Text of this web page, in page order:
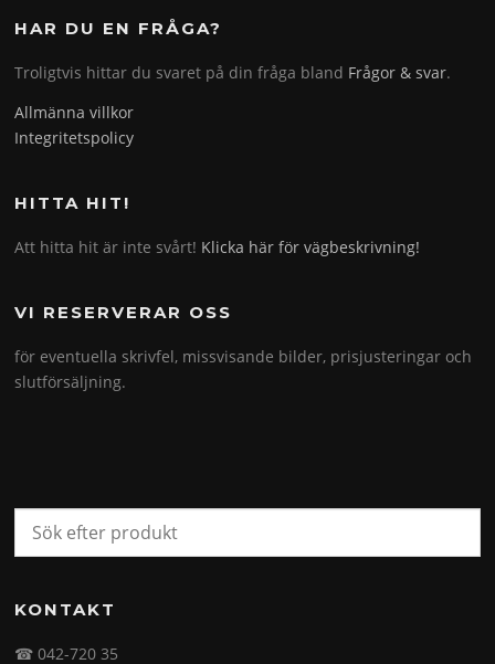
HAR DU EN FRÅGA?
Troligtvis hittar du svaret på din fråga bland Frågor & svar.
Allmänna villkor
Integritetspolicy
HITTA HIT!
Att hitta hit är inte svårt! Klicka här för vägbeskrivning!
VI RESERVERAR OSS
för eventuella skrivfel, missvisande bilder, prisjusteringar och
slutförsäljning.
KONTAKT
☎ 042-720 35